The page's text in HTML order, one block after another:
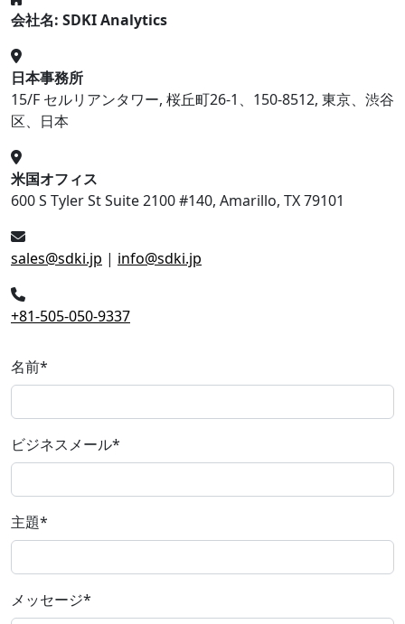
会社名: SDKI Analytics
日本事務所
15/F セルリアンタワー, 桜丘町26-1、150-8512, 東京、渋谷
区、日本
米国オフィス
600 S Tyler St Suite 2100 #140, Amarillo, TX 79101
sales@sdki.jp | info@sdki.jp
+81-505-050-9337
名前*
ビジネスメール*
主題*
メッセージ*